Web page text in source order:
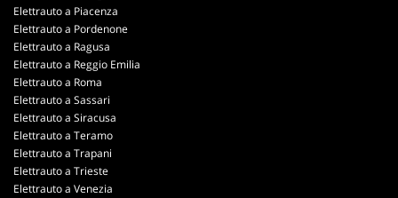
Elettrauto a Piacenza
Elettrauto a Pordenone
Elettrauto a Ragusa
Elettrauto a Reggio Emilia
Elettrauto a Roma
Elettrauto a Sassari
Elettrauto a Siracusa
Elettrauto a Teramo
Elettrauto a Trapani
Elettrauto a Trieste
Elettrauto a Venezia